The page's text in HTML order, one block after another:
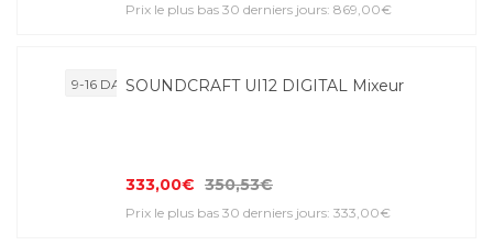
Prix le plus bas 30 derniers jours: 869,00€
9-16 DAYSSOUNDCRAFT UI12 DIGITAL Mixeur
333,00€ 350,53€
Prix le plus bas 30 derniers jours: 333,00€